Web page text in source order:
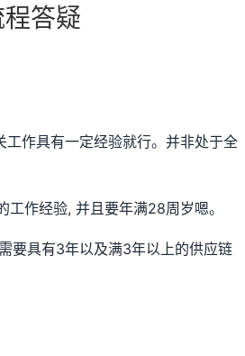
答疑
作具有一定经验就行。并非处于全
作经验, 并且要年满28周岁嗯。
要具有3年以及满3年以上的供应链